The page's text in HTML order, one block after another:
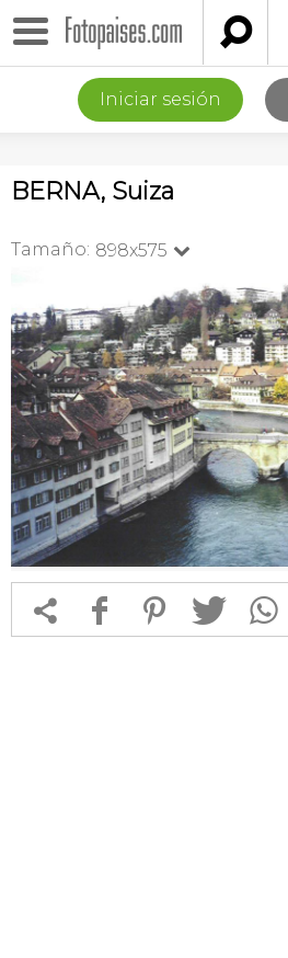

Iniciar sesión
BERNA, Suiza
Tamaño: 898x575 
 f 1 T 